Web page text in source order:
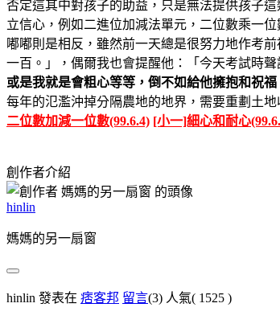
否定這其中對孩子的助益，只是無法提供孩子
立信心，例如二進位加減法單元，二位數乘一
嘟嘟則是相反，雖然前一天總是很努力地作考
一百。」，偶爾我也會提醒他：「今天考試時
或是我就是會粗心等等，倒不如給他擁抱和祝
每年的氾濫沖掉分隔農地的地界，需要重劃土
二位數加減一位數(99.6.4) [小一]細心和耐心
創作者介紹
hinlin
媽媽的另一扇窗
hinlin 發表在 痞客邦 留言(3) 人氣( 1525 )